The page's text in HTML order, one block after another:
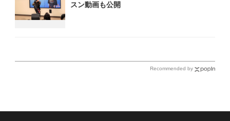
スン動画も公開
Recommended by